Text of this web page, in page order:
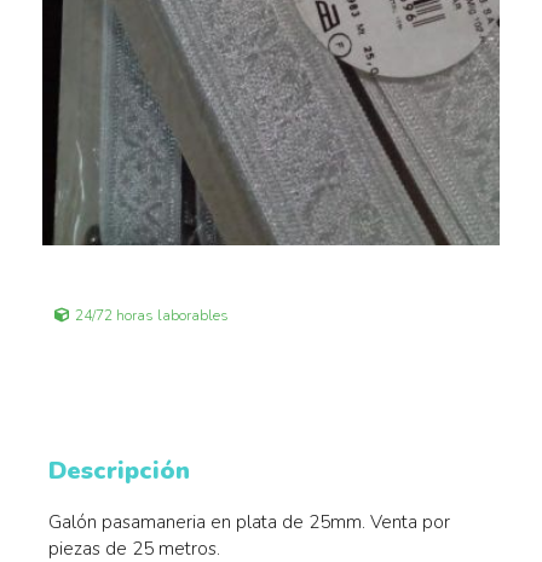
24/72 horas laborables
Descripción
Galón pasamaneria en plata de 25mm. Venta por
piezas de 25 metros.